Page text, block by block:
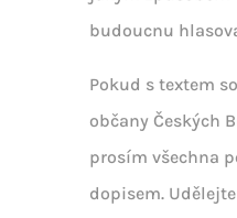
budoucnu
Pokud s textem
občany Českých
prosím všechna
dopisem.